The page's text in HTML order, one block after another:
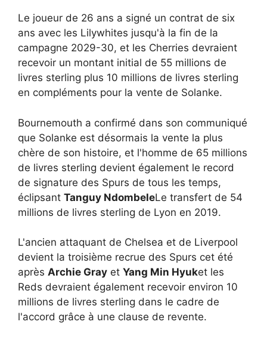
Le joueur de 26 ans a signé un contrat de six
ans avec les Lilywhites jusqu'à la fin de la
campagne 2029-30, et les Cherries devraient
recevoir un montant initial de 55 millions de
livres sterling plus 10 millions de livres sterling
en compléments pour la vente de Solanke.
Bournemouth a confirmé dans son communiqué
que Solanke est désormais la vente la plus
chère de son histoire, et l'homme de 65 millions
de livres sterling devient également le record
de signature des Spurs de tous les temps,
éclipsant Tanguy NdombeleLe transfert de 54
millions de livres sterling de Lyon en 2019.
L'ancien attaquant de Chelsea et de Liverpool
devient la troisième recrue des Spurs cet été
après Archie Gray et Yang Min Hyuket les
Reds devraient également recevoir environ 10
millions de livres sterling dans le cadre de
l'accord grâce à une clause de revente.